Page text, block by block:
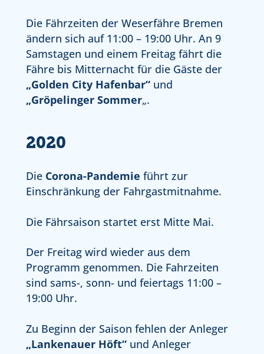
Die Fährzeiten der Weserfähre Bremen
ändern sich auf 11:00 – 19:00 Uhr. An 9
Samstagen und einem Freitag fährt die
Fähre bis Mitternacht für die Gäste der
„Golden City Hafenbar“und
„Gröpelinger Sommer„.
2020
Die Corona-Pandemie führt zur
Einschränkung der Fahrgastmitnahme.
Die Fährsaison startet erst Mitte Mai.
Der Freitag wird wieder aus dem
Programm genommen. Die Fahrzeiten
sind sams-, sonn- und feiertags 11:00 –
19:00 Uhr.
Zu Beginn der Saison fehlen der Anleger
„Lankenauer Höft“und Anleger